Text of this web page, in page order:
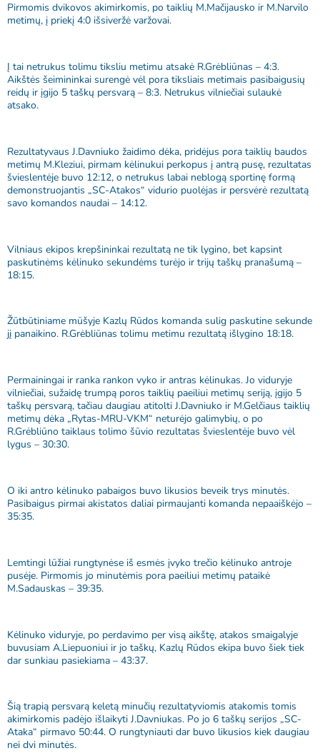
Pirmomis dvikovos akimirkomis, po taiklių M.Mačijausko ir M.Narvilo
metimų, į priekį 4:0 išsiveržė varžovai.
Į tai netrukus tolimu tiksliu metimu atsakė R.Grėbliūnas – 4:3.
Aikštės šeimininkai surengė vėl pora tiksliais metimais pasibaigusių
reidų ir įgijo 5 taškų persvarą – 8:3. Netrukus vilniečiai sulaukė
atsako.
Rezultatyvaus J.Davniuko žaidimo dėka, pridėjus pora taiklių baudos
metimų M.Kleziui, pirmam kėlinukui perkopus į antrą pusę, rezultatas
švieslentėje buvo 12:12, o netrukus labai neblogą sportinę formą
demonstruojantis „SC-Atakos“ vidurio puolėjas ir persvėrė rezultatą
savo komandos naudai – 14:12.
Vilniaus ekipos krepšininkai rezultatą ne tik lygino, bet kapsint
paskutinėms kėlinuko sekundėms turėjo ir trijų taškų pranašumą –
18:15.
Žūtbūtiniame mūšyje Kazlų Rūdos komanda sulig paskutine sekunde
jį panaikino. R.Grėbliūnas tolimu metimu rezultatą išlygino 18:18.
Permainingai ir ranka rankon vyko ir antras kėlinukas. Jo viduryje
vilniečiai, sužaidę trumpą poros taiklių paeiliui metimų seriją, įgijo 5
taškų persvarą, tačiau daugiau atitolti J.Davniuko ir M.Gelčiaus taiklių
metimų dėka „Rytas-MRU-VKM“ neturėjo galimybių, o po
R.Grėbliūno taiklaus tolimo šūvio rezultatas švieslentėje buvo vėl
lygus – 30:30.
O iki antro kėlinuko pabaigos buvo likusios beveik trys minutės.
Pasibaigus pirmai akistatos daliai pirmaujanti komanda nepaaiškėjo –
35:35.
Lemtingi lūžiai rungtynėse iš esmės įvyko trečio kėlinuko antroje
pusėje. Pirmomis jo minutėmis pora paeiliui metimų pataikė
M.Sadauskas – 39:35.
Kėlinuko viduryje, po perdavimo per visą aikštę, atakos smaigalyje
buvusiam A.Liepuoniui ir jo taškų, Kazlų Rūdos ekipa buvo šiek tiek
dar sunkiau pasiekiama – 43:37.
Šią trapią persvarą keletą minučių rezultatyviomis atakomis tomis
akimirkomis padėjo išlaikyti J.Davniukas. Po jo 6 taškų serijos „SC-
Ataka“ pirmavo 50:44. O rungtyniauti dar buvo likusios kiek daugiau
nei dvi minutės.